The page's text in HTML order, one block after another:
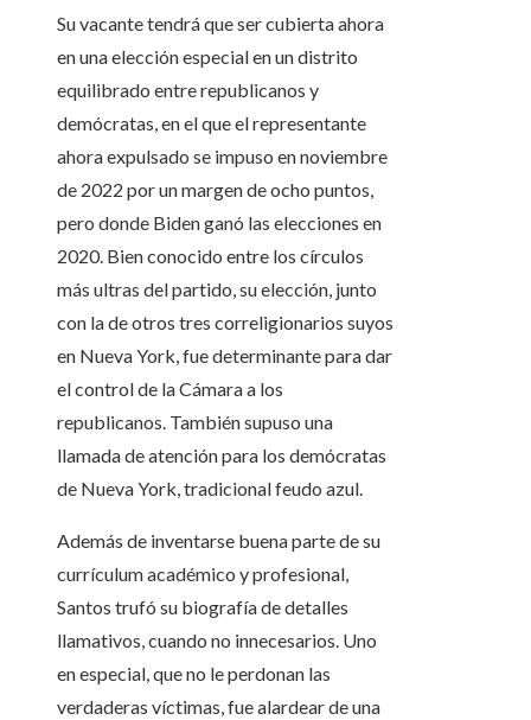
Su vacante tendrá que ser cubierta ahora
en una elección especial en un distrito
equilibrado entre republicanos y
demócratas, en el que el representante
ahora expulsado se impuso en noviembre
de 2022 por un margen de ocho puntos,
pero donde Biden ganó las elecciones en
2020. Bien conocido entre los círculos
más ultras del partido, su elección, junto
con la de otros tres correligionarios suyos
en Nueva York, fue determinante para dar
el control de la Cámara a los
republicanos. También supuso una
llamada de atención para los demócratas
de Nueva York, tradicional feudo azul.
Además de inventarse buena parte de su
currículum académico y profesional,
Santos trufó su biografía de detalles
llamativos, cuando no innecesarios. Uno
en especial, que no le perdonan las
verdaderas víctimas, fue alardear de una